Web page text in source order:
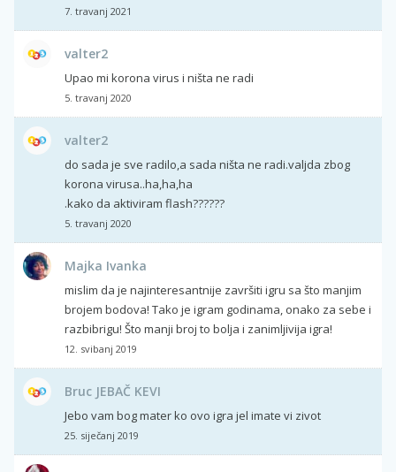
7. travanj 2021
valter2
Upao mi korona virus i ništa ne radi
5. travanj 2020
valter2
do sada je sve radilo,a sada ništa ne radi.valjda zbog
korona virusa..ha,ha,ha
.kako da aktiviram flash??????
5. travanj 2020
Majka Ivanka
mislim da je najinteresantnije završiti igru sa što manjim
brojem bodova! Tako je igram godinama, onako za sebe i
razbibrigu! Što manji broj to bolja i zanimljivija igra!
12. svibanj 2019
Bruc JEBAČ KEVI
Jebo vam bog mater ko ovo igra jel imate vi zivot
25. siječanj 2019